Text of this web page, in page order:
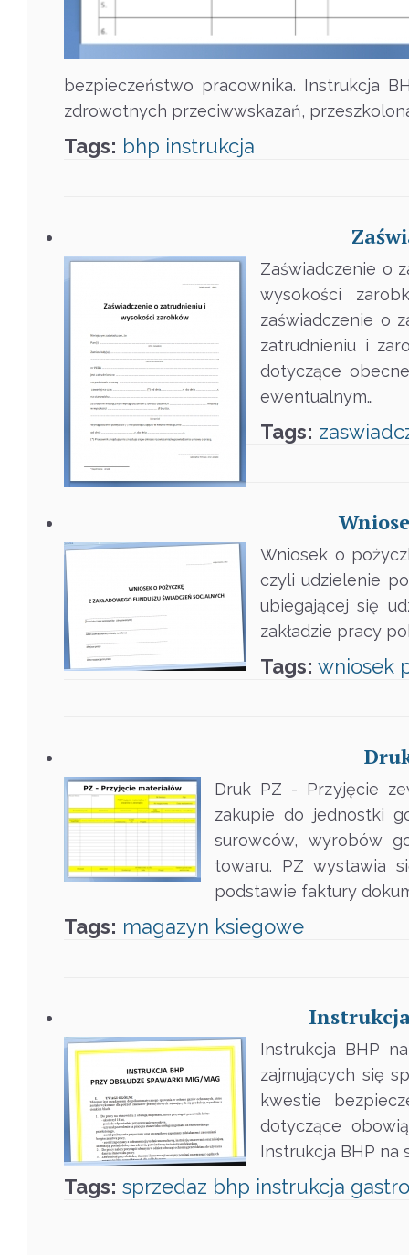
bezpieczeństwo pracownika. Instrukcja
zdrowotnych przeciwwskazań,
Tags: bhp instrukcja
Zaświadczenie o
wysokości
zaświadczenie o
zatrudnieniu i
dotyczące
ewentualnym…
Tags:
Wniosek o
czyli udzielenie
ubiegającej się
zakładzie pracy
Tags: wniosek
Druk PZ - Przyjęcie
zakupie do jednostki
surowców, wyrobów
towaru. PZ wystawia
podstawie faktury
Tags: magazyn ksiegowe
Instrukcja BHP
zajmujących się
kwestie
dotyczące
Instrukcja BHP na
Tags: sprzedaz bhp instrukcja